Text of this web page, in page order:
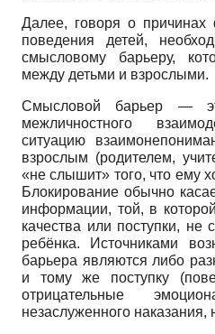
Далее, говоря о причинах
поведения детей,
смысловому барьеру,
между детьми и взрослыми.
Смысловой барьер —
межличностного
ситуацию
взрослым (родителем,
«не слышит» того, что ему
Блокирование обычно
информации, той, в
качества или поступки,
ребёнка. Источниками
барьера являются либо
и тому же поступку
отрицательные
незаслуженного наказания,